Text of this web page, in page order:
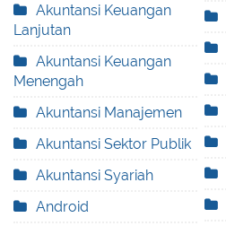
Akuntansi Keuangan
Lanjutan
Akuntansi Keuangan
Menengah
Akuntansi Manajemen
Akuntansi Sektor Publik
Akuntansi Syariah
Android